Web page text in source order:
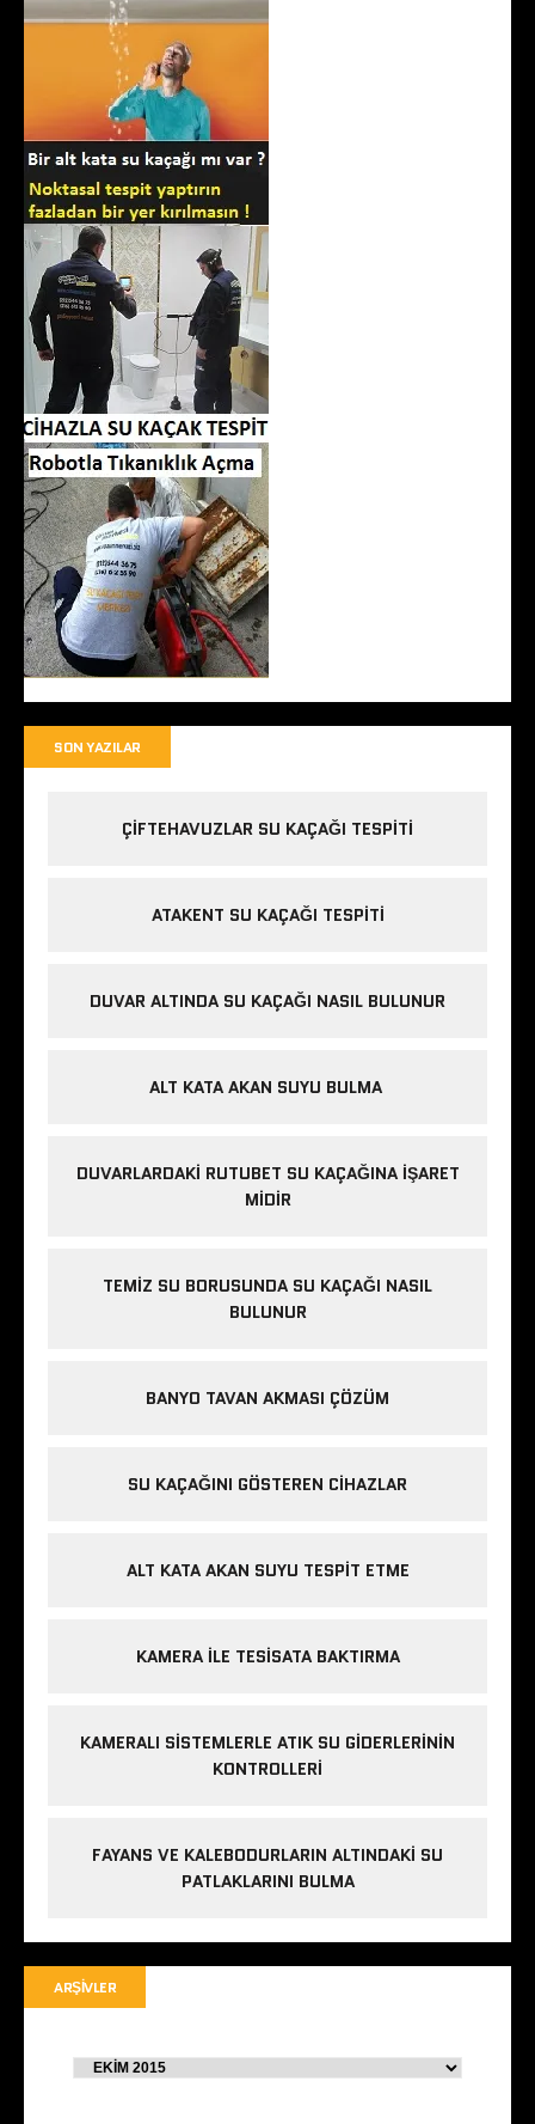
SON YAZILAR
ÇIFTEHAVUZLAR SU KAÇAĞI TESPITI
ATAKENT SU KAÇAĞI TESPITI
DUVAR ALTINDA SU KAÇAĞI NASIL BULUNUR
ALT KATA AKAN SUYU BULMA
DUVARLARDAKI RUTUBET SU KAÇAĞINA İŞARET
MIDIR
TEMIZ SU BORUSUNDA SU KAÇAĞI NASIL
BULUNUR
BANYO TAVAN AKMASI ÇÖZÜM
SU KAÇAĞINI GÖSTEREN CIHAZLAR
ALT KATA AKAN SUYU TESPIT ETME
KAMERA ILE TESISATA BAKTIRMA
KAMERALI SISTEMLERLE ATIK SU GIDERLERININ
KONTROLLERI
FAYANS VE KALEBODURLARIN ALTINDAKI SU
PATLAKLARINI BULMA
ARŞIVLER